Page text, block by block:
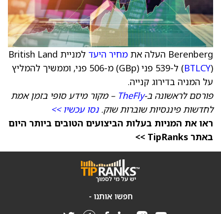
Berenberg העלה את מחיר היעד
למניית British Land
(BTLCY
) ל-539 פני (GBp) מ-506 פני, וממשיך להמליץ
על המניה בדירוג קנייה.
פורסם לראשונה ב-TheFly – מקור מידע סופי בזמן אמת
לחדשות פיננסיות שוברות שוק.נסו עכשיו >>
ראו את המניות בעלות הביצועים הטובים ביותר היום
באתר TipRanks >>
חפשו אותנו -